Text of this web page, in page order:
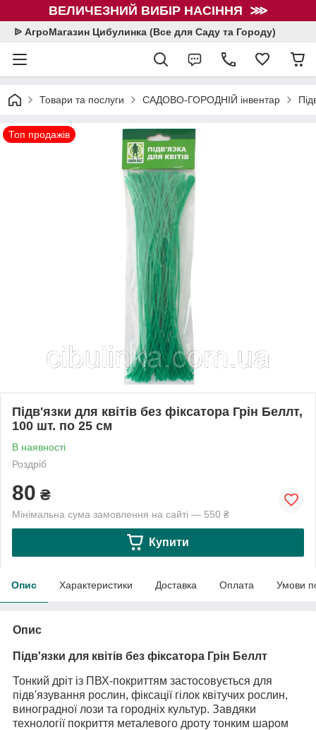
ВЕЛИЧЕЗНИЙ ВИБІР НАСІННЯ ⋙
ᐉ АгроМагазин Цибулинка (Все для Саду та Городу)
Товари та послуги САДОВО-ГОРОДНІЙ інвентар
Топ продажів
Підв'язки для квітів без фіксатора Грін Беллт,
100 шт. по 25 см
В наявності
Роздріб
80 ₴
Мінімальна сума замовлення на сайті — 550 ₴
Купити
Опис Характеристики Доставка Оплата Умови
Опис
Підв'язки для квітів без фіксатора Грін Беллт
Тонкий дріт із ПВХ-покриттям застосовується для
підв'язування рослин, фіксації гілок квітучих рослин,
виноградної лози та городніх культур. Завдяки
технології покриття металевого дроту тонким шаром